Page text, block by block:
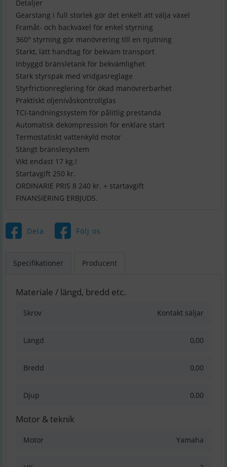
Detaljer
Gearstang i full storlek gör det enkelt att välja växel
Framåt- och backväxel för enkel styrning
360° styrning gör manövrering till en njutning
Starkt, lätt handtag för bekväm transport
Inbyggd bränsletank för bekvämlighet
Stark styrspak med vridgasreglage
Styrfrictionreglering för ökad manövrerbarhet
Praktiskt oljenivåskontrollglas
TCI-tändningssystem för pålitlig prestanda
Automatisk dekompression för enklare start
Termostatiskt vattenkyld motor
Stängt bränslesystem
Vikt endast 17 kg.!
Startavgift 250 kr.
ORDINARIE PRIS 8 240 kr. + startavgift
FINANSIERING ERBJUDS.
Dela Följ os
Specifikationer Producent
Materiale / längd, bredd etc.
Skrov Kontakt säljar
Längd 0,00
Bredd 0,00
Djup 0,00
Motor & teknik
Motor Yamaha